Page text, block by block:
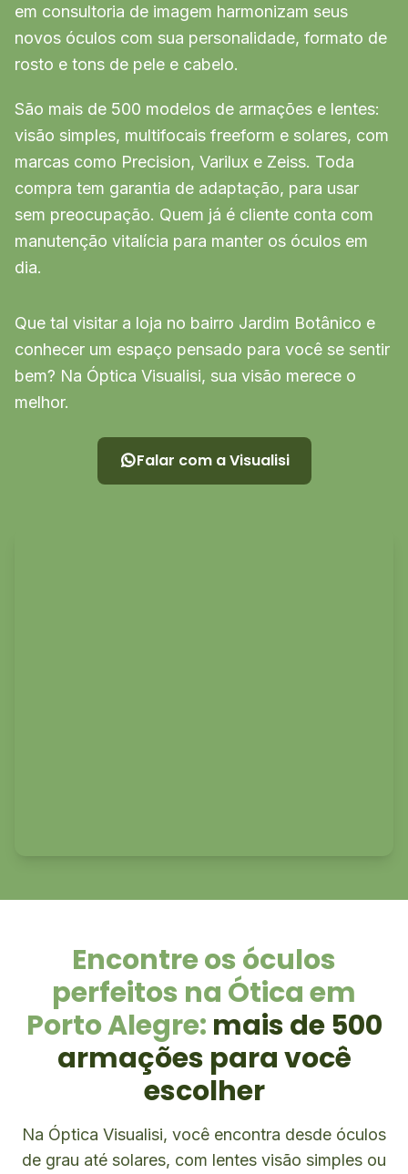
em consultoria de imagem harmonizam seus
novos óculos com sua personalidade, formato de
rosto e tons de pele e cabelo.
São mais de 500 modelos de armações e lentes:
visão simples, multifocais freeform e solares, com
marcas como Precision, Varilux e Zeiss. Toda
compra tem garantia de adaptação, para usar
sem preocupação. Quem já é cliente conta com
manutenção vitalícia para manter os óculos em
dia.
Que tal visitar a loja no bairro Jardim Botânico e
conhecer um espaço pensado para você se sentir
bem? Na Óptica Visualisi, sua visão merece o
melhor.
Falar com a Visualisi
Encontre os óculos
perfeitos na Ótica em
Porto Alegre: mais de 500
armações para você
escolher
Na Óptica Visualisi, você encontra desde óculos
de grau até solares, com lentes visão simples ou